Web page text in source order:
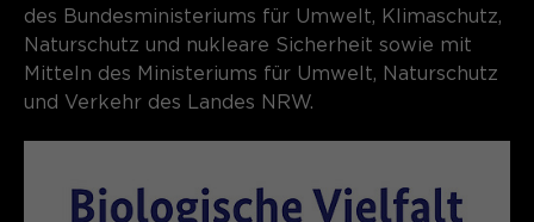
des Bundesministeriums für Umwelt, Klimaschutz,
Naturschutz und nukleare Sicherheit sowie mit
Mitteln des Ministeriums für Umwelt, Naturschutz
und Verkehr des Landes NRW.